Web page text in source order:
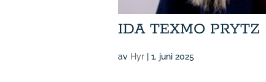
IDA TEXMO PRYTZ
av Hyr 1. juni 2025